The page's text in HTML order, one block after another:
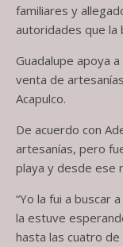
familiares y
autoridades que la
Guadalupe apoya
venta de
Acapulco.
De acuerdo con
artesanías, pero
playa y desde ese
“Yo la fui a buscar
la estuve
hasta las cuatro de